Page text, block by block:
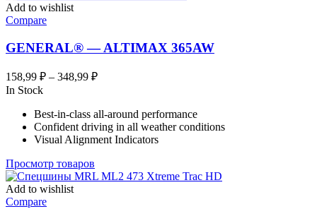
Add to wishlist
Compare
GENERAL® — ALTIMAX 365AW
158,99 ₽ – 348,99 ₽Диапазон
–
348,99 ₽
In Stock
Best-in-class all-around performance
Confident driving in all weather conditions
Visual Alignment Indicators
Просмотр товаров
Add to wishlist
Compare